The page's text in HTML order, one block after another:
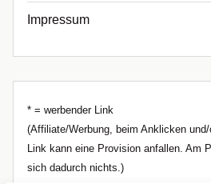
Impressum
* = werbender Link
(Affiliate/Werbung, beim Anklicken
Link kann eine Provision anfallen. Am
sich dadurch nichts.)